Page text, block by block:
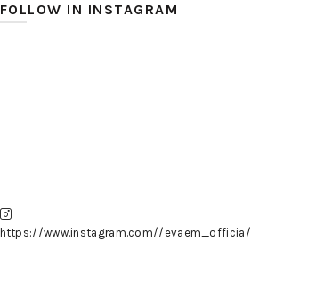
FOLLOW IN INSTAGRAM
https://www.instagram.com//evaem_officia/